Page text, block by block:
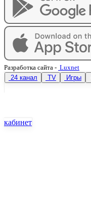
Разработка сайта - Luxnet
24 канал
TV Игры
кабинет